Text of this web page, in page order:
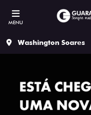
MENU
Washington Soares